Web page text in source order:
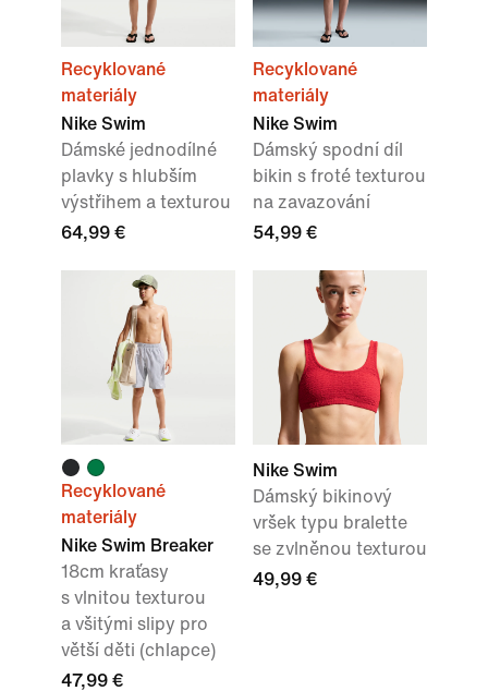
Recyklované
materiály
Nike Swim
Dámské jednodílné
plavky s hlubším
výstřihem a texturou
64,99 €
Recyklované
materiály
Nike Swim
Dámský spodní díl
bikin s froté texturou
na zavazování
54,99 €
Recyklované
materiály
Nike Swim Breaker
18cm kraťasy
s vlnitou texturou
a všitými slipy pro
větší děti (chlapce)
47,99 €
Nike Swim
Dámský bikinový
vršek typu bralette
se zvlněnou texturou
49,99 €